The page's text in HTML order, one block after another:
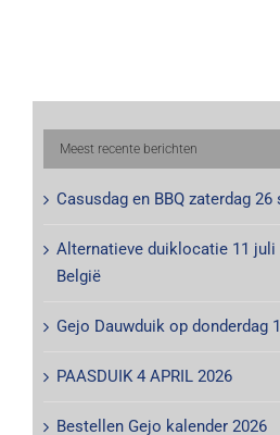
Meest recente berichten
Casusdag en BBQ zaterdag
Alternatieve duiklocatie 11 juli
België
Gejo Dauwduik op donderdag
PAASDUIK 4 APRIL 2026
Bestellen Gejo kalender 2026